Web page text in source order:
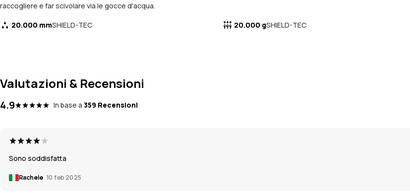
raccogliere e far scivolare via le gocce d'acqua.
20.000 mmSHIELD-TEC 20.000 gSHIELD-TEC
Valutazioni & Recensioni
4.9 In base a 359 Recensioni
Sono soddisfatta
Rachele 10 feb 2025